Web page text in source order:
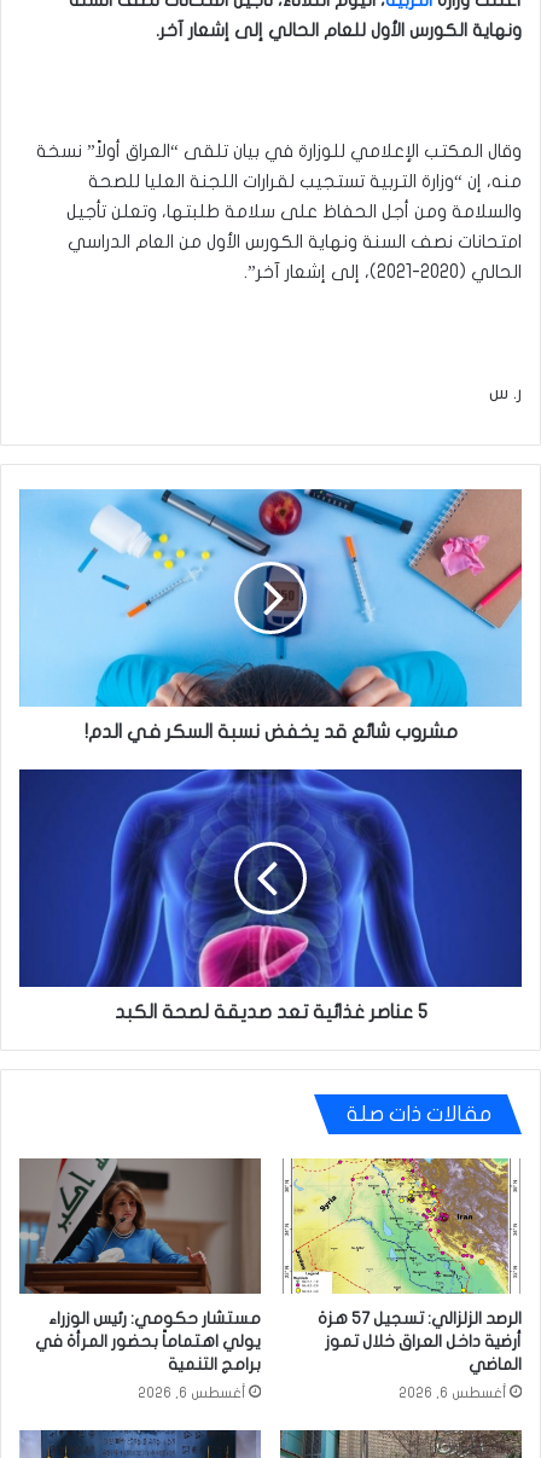
ونهاية الكورس الأول للعام الحالي إلى إشعار آخر.
وقال المكتب الإعلامي للوزارة في بيان تلقى “العراق أولاً” نسخة
منه، إن “وزارة التربية تستجيب لقرارات اللجنة العليا للصحة
والسلامة ومن أجل الحفاظ على سلامة طلبتها، وتعلن تأجيل
امتحانات نصف السنة ونهاية الكورس الأول من العام الدراسي
الحالي (2020-2021)، إلى إشعار آخر”.
ر. س
يخفض
نسبة
السكر
مشروب شائع قد يخفض نسبة السكر في الدم!
5 عناصر غذائية تعد صديقة لصحة الكبد
مقالات ذات صلة
الرصد الزلزالي: تسجيل 57 هزة
أرضية داخل العراق خلال تموز
الماضي
أغسطس 6, 2026
مستشار حكومي: رئيس الوزراء
يولي اهتماماً بحضور المرأة في
برامج التنمية
أغسطس 6, 2026